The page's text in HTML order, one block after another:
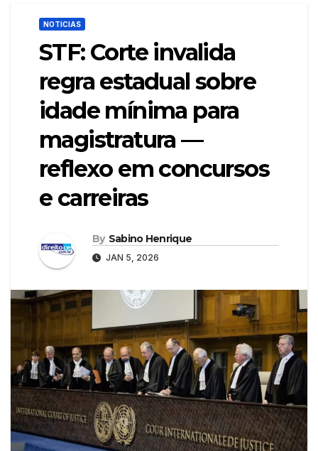
NOTICIAS
STF: Corte invalida
regra estadual sobre
idade mínima para
magistratura —
reflexo em concursos
e carreiras
By Sabino Henrique
JAN 5, 2026